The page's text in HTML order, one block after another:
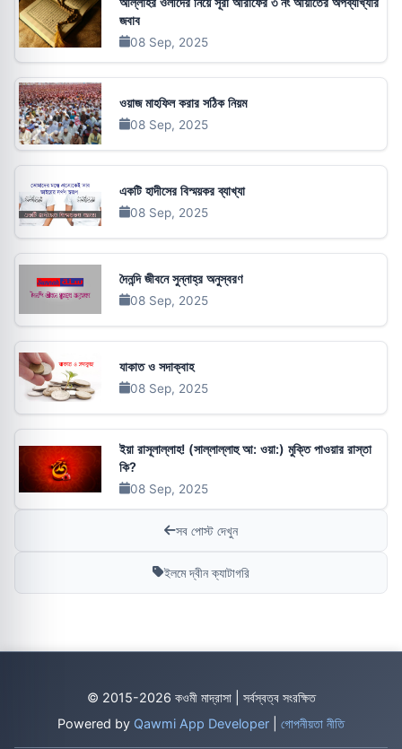
জবাব
08 Sep, 2025
ওয়াজ মাহফিল করার সঠিক নিয়ম
08 Sep, 2025
একটি হাদীসের বিস্ময়কর ব্যাখ্যা
08 Sep, 2025
দৈনন্দি জীবনে সুন্নাহ্‌র অনুস্বরণ
08 Sep, 2025
যাকাত ও সদাক্বাহ
08 Sep, 2025
ইয়া রাসূলাল্লাহ! (সাল্লাল্লাহু আ: ওয়া:) মুক্তি পাওয়ার রাস্তা
কি?
08 Sep, 2025
সব পোস্ট দেখুন
ইলমে দ্বীন ক্যাটাগরি
© 2015-2026 কওমী মাদ্রাসা | সর্বস্বত্ব সংরক্ষিত
Powered by Qawmi App Developer গোপনীয়তা নীতি